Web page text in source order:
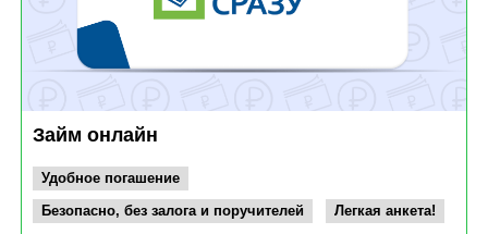
Займ онлайн
Удобное погашение
Безопасно, без залога и поручителей
Легкая анкета!